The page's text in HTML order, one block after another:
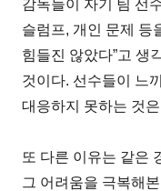
감독들이 자기 팀 선
슬럼프, 개인 문제 등
힘들진 않았다”고 생
것이다. 선수들이 느
대응하지 못하는 것
또 다른 이유는 같은
그 어려움을 극복해